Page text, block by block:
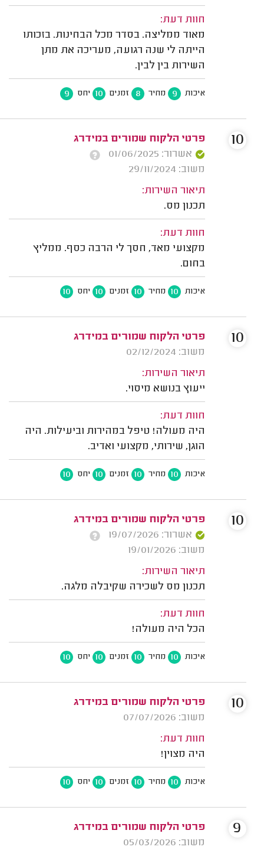
חוות דעת:
מאוד ממליצה. בסדר מכל הבחינות. בזכותו
הייתה לי שנה רגועה, מעריכה את מתן
השירות בין לבין.
איכות 9 מחיר 8 זמנים 10 יחס 9
פרטי הלקוח שמורים במידרג
אשרור: 01/06/2025
משוב: 29/11/2024
תיאור השירות:
תכנון מס.
חוות דעת:
מקצועי מאד, חסך לי הרבה כסף. ממליץ
בחום.
איכות 10 מחיר 10 זמנים 10 יחס 10
10
פרטי הלקוח שמורים במידרג
משוב: 02/12/2024
תיאור השירות:
ייעוץ בנושא מיסוי.
חוות דעת:
היה מעולה! טיפל במהירות וביעילות. היה
הוגן, שירותי, מקצועי ואדיב.
איכות 10 מחיר 10 זמנים 10 יחס 10
10
פרטי הלקוח שמורים במידרג
אשרור: 19/07/2026
משוב: 19/01/2026
תיאור השירות:
תכנון מס לשכירה שקיבלה מלגה.
חוות דעת:
הכל היה מעולה!
איכות 10 מחיר 10 זמנים 10 יחס 10
10
פרטי הלקוח שמורים במידרג
משוב: 07/07/2026
חוות דעת:
היה מצוין!
איכות 10 מחיר 10 זמנים 10 יחס 10
10
פרטי הלקוח שמורים במידרג
משוב: 05/03/2026
9